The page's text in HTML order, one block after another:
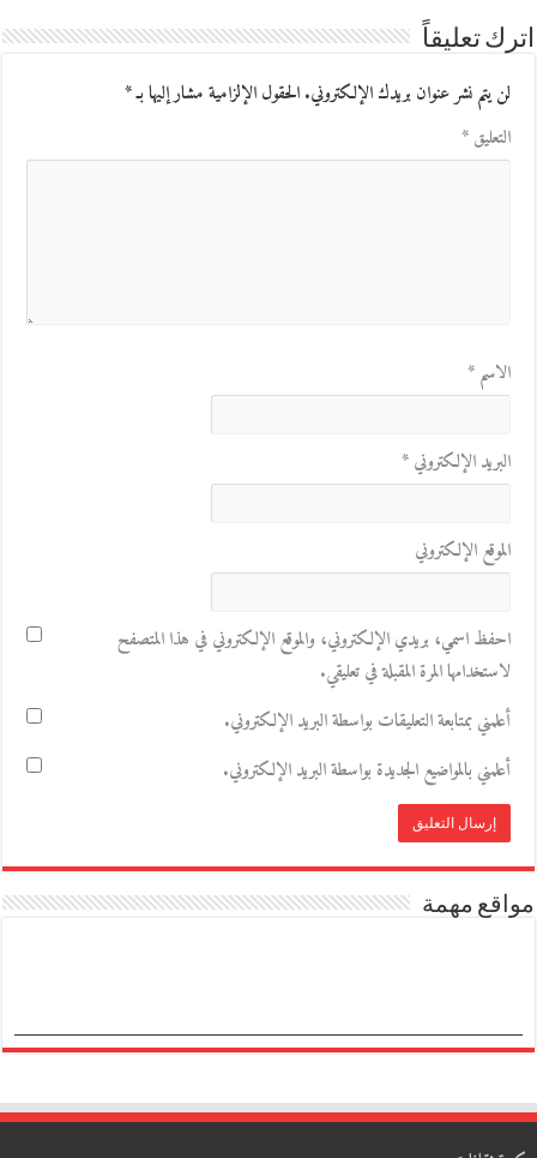
اترك تعليقاً
لن يتم نشر عنوان بريدك الإلكتروني.الحقول الإلزامية مشار إليها بـ*
التعليق*
الاسم*
البريد الإلكتروني*
الموقع الإلكتروني
احفظ اسمي، بريدي الإلكتروني، والموقع الإلكتروني في هذا المتصفح
لاستخدامها المرة المقبلة في تعليقي.
أعلمني بمتابعة التعليقات بواسطة البريد الإلكتروني.
أعلمني بالمواضيع الجديدة بواسطة البريد الإلكتروني.
مواقع مهمة